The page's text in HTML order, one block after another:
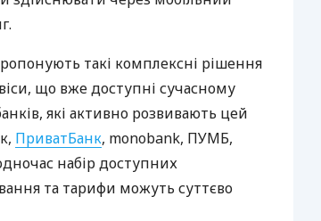
такі комплексні рішення
що вже доступні сучасному
які активно розвивають цей
ПриватБанк, monobank, ПУМБ,
набір доступних
та тарифи можуть суттєво